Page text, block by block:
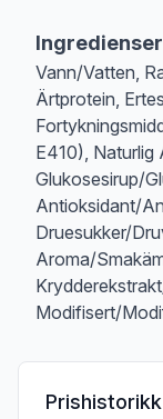
Ingredienser
Vann/Vatten,
Ärtprotein,
E410), Naturlig
Glukosesirup/
Antioksidant/
Druesukker/
Aroma/
Modifisert/
Prishistorikk